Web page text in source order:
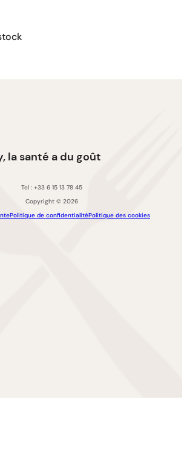
la santé a du goût
Tel : +33 6 15 13 78 45
Copyright © 2026
Politique de confidentialitéPolitique des cookies